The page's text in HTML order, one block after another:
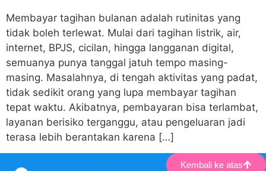
Membayar tagihan bulanan adalah rutinitas yang
tidak boleh terlewat. Mulai dari tagihan listrik, air,
internet, BPJS, cicilan, hingga langganan digital,
semuanya punya tanggal jatuh tempo masing-
masing. Masalahnya, di tengah aktivitas yang padat,
tidak sedikit orang yang lupa membayar tagihan
tepat waktu. Akibatnya, pembayaran bisa terlambat,
layanan berisiko terganggu, atau pengeluaran jadi
terasa lebih berantakan karena […]
Kembali ke atas